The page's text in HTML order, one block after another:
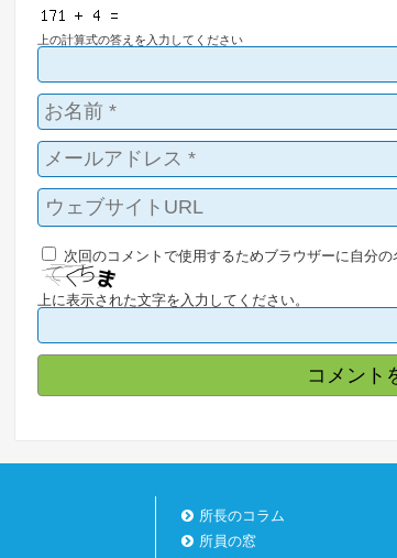
上の計算式の答えを入力してください
次回のコメントで使用するためブラウザーに自分
上に表示された文字を入力してください。
所長のコラム
所員の窓